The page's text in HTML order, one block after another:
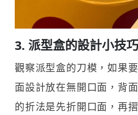
3. 派型盒的設計小技巧
觀察派型盒的刀模，如果
面設計放在無開口面，背
的折法是先折開口面，再